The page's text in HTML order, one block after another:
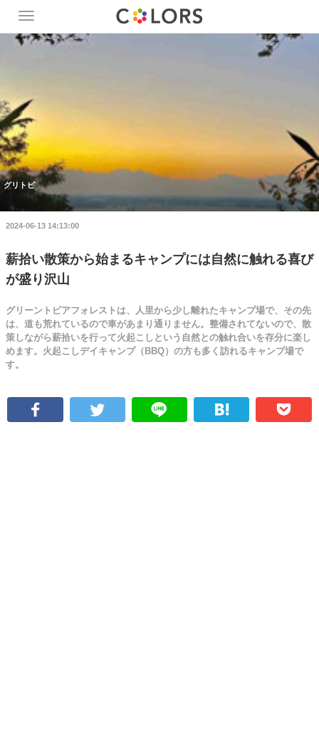
Toggle
navigation
グリトピ
2024-06-13 14:13:00
薪拾い散策から始まるキャンプには自然に触れる喜び
が盛り沢山
グリーントピアフォレストは、人里から少し離れたキャンプ場で、その先
は、道も荒れているので車があまり通りません。整備されてないので、散
策しながら薪拾いを行って火起こしという自然との触れ合いを存分に楽し
めます。火起こしデイキャンプ（BBQ）の方も多く訪れるキャンプ場で
す。